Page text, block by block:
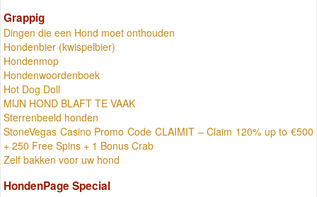
Grappig
Dingen die een Hond moet onthouden
Hondenbier (kwispelbier)
Hondenmop
Hondenwoordenboek
Hot Dog Doll
MIJN HOND BLAFT TE VAAK
Sterrenbeeld honden
StoneVegas Casino Promo Code CLAIMIT – Claim 120% up to €500
+ 250 Free Spins + 1 Bonus Crab
Zelf bakken voor uw hond
HondenPage Special